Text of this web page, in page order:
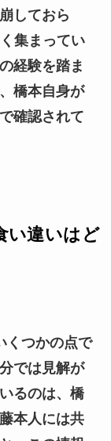
しておら
集まってい
経験を踏ま
橋本自身が
確認されて
い違いはど
くつかの点で
では見解が
るのは、橋
本人には共